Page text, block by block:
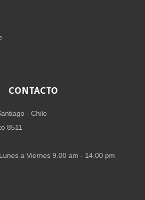
CONTACTO
- Chile
8511
a Viernes 9.00 am - 14.00 pm